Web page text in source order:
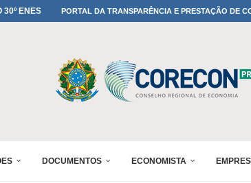
NO 30º ENESULPORTAL DA TRANSPARÊNCIA E PRESTAÇÃO DE
DOCUMENTOS ECONOMISTA